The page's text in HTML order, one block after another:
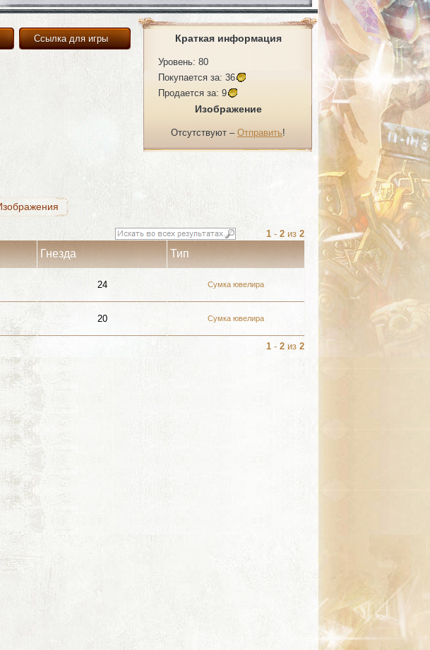
Краткая информация
Уровень: 80
Покупается за: 36
Продается за: 9
Изображение
Отсутствуют – Отправить!
Ссылка для игры
1 - 2 из 2
Гнезда Тип
24 Сумка ювелира
20 Сумка ювелира
1 - 2 из 2